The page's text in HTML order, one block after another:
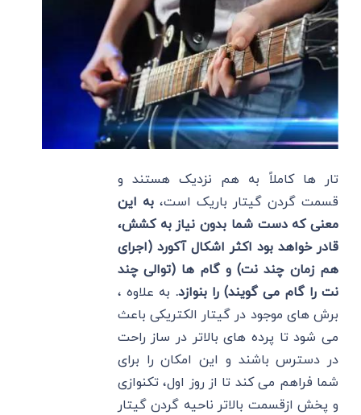
تار ها کاملاً به هم نزدیک هستند و
قسمت گردن گیتار باریک است،به این
معنی که دست شما بدون نیاز به کشش،
قادر خواهد بود اکثر اشکال آکورد (اجرای
هم زمان چند نت) و گام ها (توالی چند
نت را گام می گویند) را بنوازد. به علاوه ،
برش های موجود در گیتار الکتریکی باعث
می شود تا پرده های بالاتر در ساز راحت
در دسترس باشند و این امکان را برای
شما فراهم می کند تا از روز اول، تکنوازی
و پخش ازقسمت بالاتر ناحیه گردن گیتار